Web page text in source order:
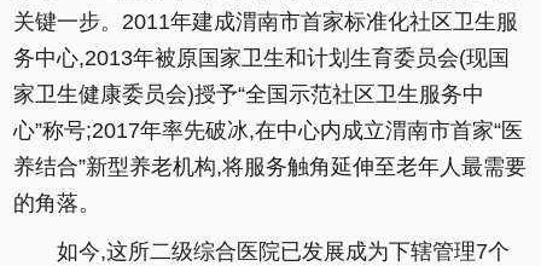
关键一步。2011年建成渭南市首家标准化社区卫生服
务中心,2013年被原国家卫生和计划生育委员会(现国
家卫生健康委员会)授予“全国示范社区卫生服务中
心”称号;2017年率先破冰,在中心内成立渭南市首家“医
养结合”新型养老机构,将服务触角延伸至老年人最需要
的角落。
如今,这所二级综合医院已发展成为下辖管理7个